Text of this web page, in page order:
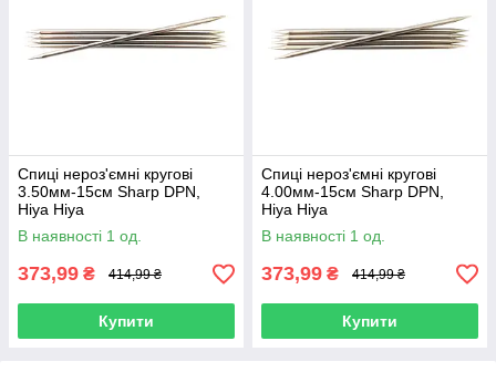
Спиці нероз'ємні кругові
3.50мм-15см Sharp DPN,
Hiya Hiya
В наявності 1 од.
373,99 ₴ 414,99 ₴
Купити
Спиці нероз'ємні кругові
4.00мм-15см Sharp DPN,
Hiya Hiya
В наявності 1 од.
373,99 ₴ 414,99 ₴
Купити